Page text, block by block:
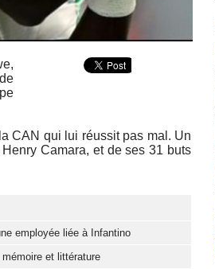
CAN qui lui réussit pas mal. Un
Camara, et de ses 31 buts
employée liée à Infantino
et littérature